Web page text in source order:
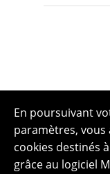
En poursuivant
paramètres,
cookies destinés
grâce au logiciel